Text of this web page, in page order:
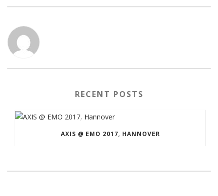
RECENT POSTS
AXIS @ EMO 2017, HANNOVER